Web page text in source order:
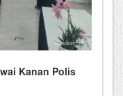
Kanan Polis